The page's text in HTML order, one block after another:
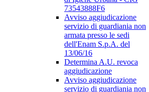
73543888F6
Avviso aggiudicazione
servizio di guardiania non
armata presso le sedi
dell'Enam S.p.A. del
13/06/16
Determina A.U. revoca
aggiudicazione
Avviso aggiudicazione
servizio di guardiania non